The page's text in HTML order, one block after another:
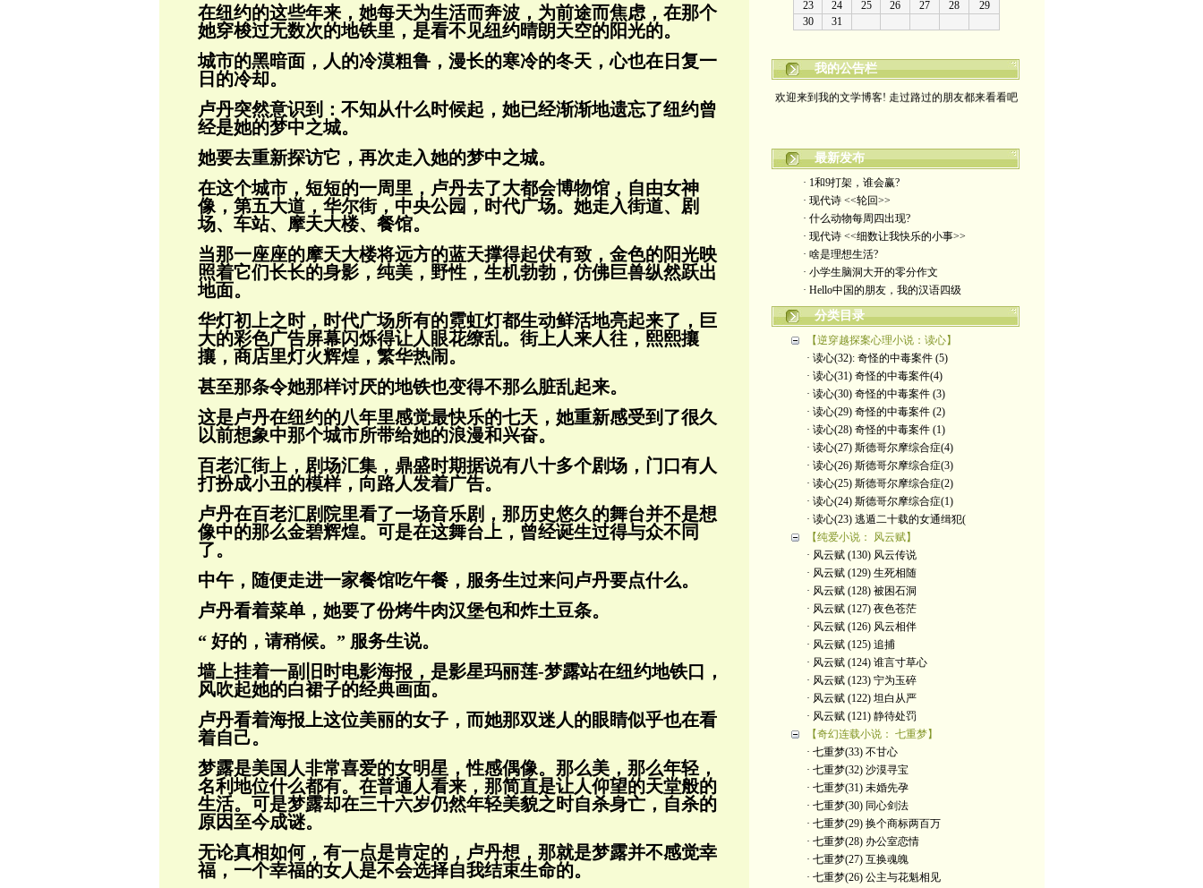
在纽约的这些年来，她每天为生活而奔波，为前途而焦虑，在那个
她穿梭过无数次的地铁里，是看不见纽约晴朗天空的阳光的。
城市的黑暗面，人的冷漠粗鲁，漫长的寒冷的冬天，心也在日复一
日的冷却。
卢丹突然意识到：不知从什么时候起，她已经渐渐地遗忘了纽约曾
经是她的梦中之城。
她要去重新探访它，再次走入她的梦中之城。
在这个城市，短短的一周里，卢丹去了大都会博物馆，自由女神
像，第五大道，华尔街，中央公园，时代广场。她走入街道、剧
场、车站、摩天大楼、餐馆。
当那一座座的摩天大楼将远方的蓝天撑得起伏有致，金色的阳光映
照着它们长长的身影，纯美，野性，生机勃勃，仿佛巨兽纵然跃出
地面。
华灯初上之时，时代广场所有的霓虹灯都生动鲜活地亮起来了，巨
大的彩色广告屏幕闪烁得让人眼花缭乱。街上人来人往，熙熙攘
攘，商店里灯火辉煌，繁华热闹。
甚至那条令她那样讨厌的地铁也变得不那么脏乱起来。
这是卢丹在纽约的八年里感觉最快乐的七天，她重新感受到了很久
以前想象中那个城市所带给她的浪漫和兴奋。
百老汇街上，剧场汇集，鼎盛时期据说有八十多个剧场，门口有人
打扮成小丑的模样，向路人发着广告。
卢丹在百老汇剧院里看了一场音乐剧，那历史悠久的舞台并不是想
像中的那么金碧辉煌。可是在这舞台上，曾经诞生过得与众不同
了。
中午，随便走进一家餐馆吃午餐，服务生过来问卢丹要点什么。
卢丹看着菜单，她要了份烤牛肉汉堡包和炸土豆条。
“ 好的，请稍候。” 服务生说。
墙上挂着一副旧时电影海报，是影星玛丽莲-梦露站在纽约地铁口，
风吹起她的白裙子的经典画面。
卢丹看着海报上这位美丽的女子，而她那双迷人的眼睛似乎也在看
着自己。
梦露是美国人非常喜爱的女明星，性感偶像。那么美，那么年轻，
名利地位什么都有。在普通人看来，那简直是让人仰望的天堂般的
生活。可是梦露却在三十六岁仍然年轻美貌之时自杀身亡，自杀的
原因至今成谜。
无论真相如何，有一点是肯定的，卢丹想，那就是梦露并不感觉幸
福，一个幸福的女人是不会选择自我结束生命的。
我的公告栏
最新发布
· 1和9打架，谁会赢?
· 现代诗 <<轮回>>
· 什么动物每周四出现?
· 现代诗 <<细数让我快乐的小事>>
· 啥是理想生活?
· 小学生脑洞大开的零分作文
· Hello中国的朋友，我的汉语四级
分类目录
【逆穿越探案心理小说：读心】
· 读心(32): 奇怪的中毒案件 (5)
· 读心(31) 奇怪的中毒案件(4)
· 读心(30) 奇怪的中毒案件 (3)
· 读心(29) 奇怪的中毒案件 (2)
· 读心(28) 奇怪的中毒案件 (1)
· 读心(27) 斯德哥尔摩综合症(4)
· 读心(26) 斯德哥尔摩综合症(3)
· 读心(25) 斯德哥尔摩综合症(2)
· 读心(24) 斯德哥尔摩综合症(1)
· 读心(23) 逃遁二十载的女通缉犯(
【纯爱小说： 风云赋】
· 风云赋 (130) 风云传说
· 风云赋 (129) 生死相随
· 风云赋 (128) 被困石洞
· 风云赋 (127) 夜色苍茫
· 风云赋 (126) 风云相伴
· 风云赋 (125) 追捕
· 风云赋 (124) 谁言寸草心
· 风云赋 (123) 宁为玉碎
· 风云赋 (122) 坦白从严
· 风云赋 (121) 静待处罚
【奇幻连载小说： 七重梦】
· 七重梦(33) 不甘心
· 七重梦(32) 沙漠寻宝
· 七重梦(31) 未婚先孕
· 七重梦(30) 同心剑法
· 七重梦(29) 换个商标两百万
· 七重梦(28) 办公室恋情
· 七重梦(27) 互换魂魄
· 七重梦(26) 公主与花魁相见